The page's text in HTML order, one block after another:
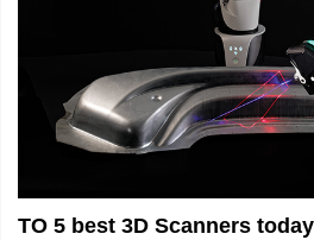
TO 5 best 3D Scanners today